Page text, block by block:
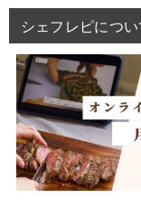
シェフレピにつ